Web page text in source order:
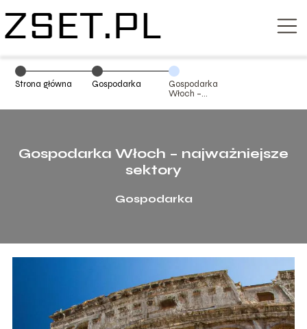
Strona główna Gospodarka
Gospodarka
Włoch –
sektory
Gospodarka Włoch – najważniejsze
sektory
Gospodarka